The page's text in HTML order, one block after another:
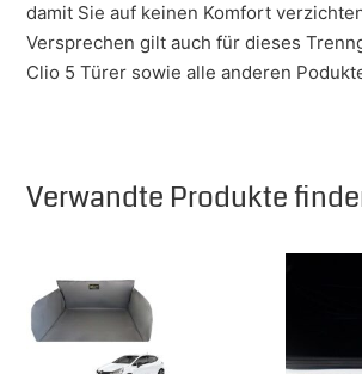
damit Sie auf keinen Komfort
Versprechen gilt auch für dieses
Clio 5 Türer sowie alle anderen
Verwandte Produkte